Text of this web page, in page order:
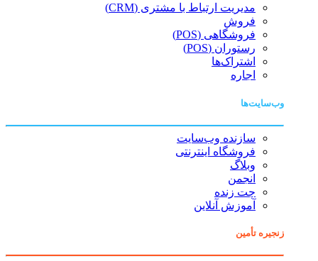
مدیریت ارتباط با مشتری (CRM)
فروش
فروشگاهی (POS)
رستوران (POS)
اشتراک‌ها
اجاره
وب‌سایت‌ها
سازنده وب‌سایت
فروشگاه اینترنتی
وبلاگ
انجمن
چت زنده
آموزش آنلاین
زنجیره تأمین